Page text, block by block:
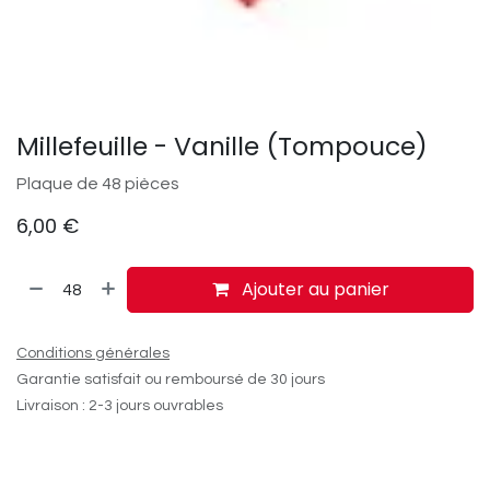
Millefeuille - Vanille (Tompouce)
Plaque de 48 pièces
6,00 €
Ajouter au panier
Conditions générales
Garantie satisfait ou remboursé de 30 jours
Livraison : 2-3 jours ouvrables